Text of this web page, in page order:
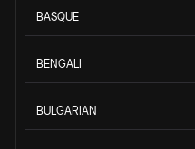
BASQUE
BENGALI
BULGARIAN